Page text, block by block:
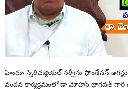
హిందూ స్పిరిచ్యుయల్ సర్వీసు ఫౌండేషన్
వందన కార్యక్రమంలో డా మోహన్ భాగవత్ గారి